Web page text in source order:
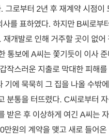
그로부터 2년 후 재계약 시점이
를 표하였다. 하지만 B씨로부
개발로 인해 거주할 곳이 없어
통보에 A씨는 쫓기듯이 이사
작스러운 지출로 막대한 피해
기에 묵묵히 그 집을 나올 수밖
분통을 터뜨렸다. C씨로부터
받은 후 이상하게 여긴 A씨는
원의 계약을 맺고 새로 들어